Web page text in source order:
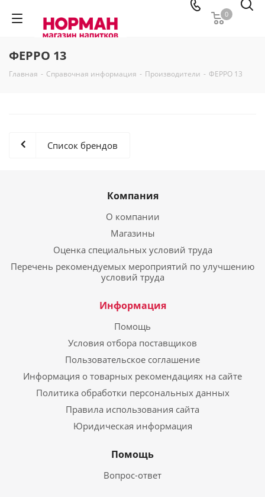
0
ФЕРРО 13
Главная - Справочная информация - Производители - ФЕРРО 13
Список брендов
Компания
О компании
Магазины
Оценка специальных условий труда
Перечень рекомендуемых мероприятий по улучшению
условий труда
Информация
Помощь
Условия отбора поставщиков
Пользовательское соглашение
Информация о товарных рекомендациях на сайте
Политика обработки персональных данных
Правила использования сайта
Юридическая информация
Помощь
Вопрос-ответ